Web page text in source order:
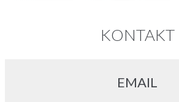
KONTAKT
EMAIL